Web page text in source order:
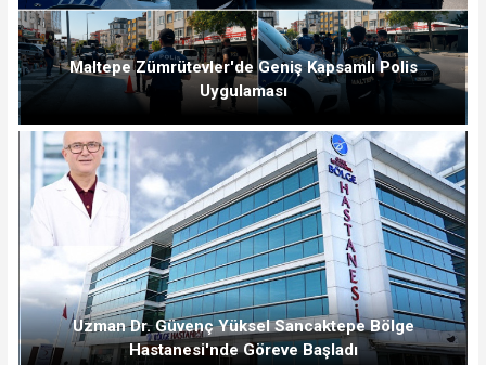
Maltepe Zümrütevler'de Geniş Kapsamlı Polis
Uygulaması
Uzman Dr. Güvenç Yüksel Sancaktepe Bölge
Hastanesi'nde Göreve Başladı